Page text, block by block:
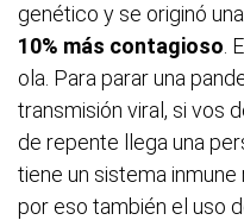
genético y se originó
10% más contagioso .
ola. Para parar una
transmisión viral, si vos
de repente llega una
tiene un sistema
por eso también el uso